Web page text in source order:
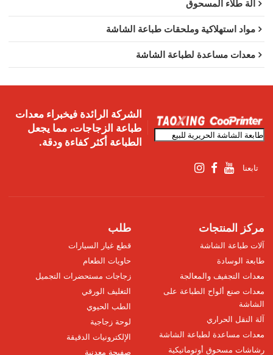
آلة طلاء المسحوق
مواد استهلاكية وملحقات طباعة الشاشة
معدات مساعدة لطباعة الشاشة
الشركة الرائدة فيخبراء معدات
طباعة الزجاجات، مما يجعل
الطباعة أكثر كفاءة ودقة.
تابعنا
مركز المنتجات
آلات طباعة الشاشة
طابعة الوسادة
معدات التجفيف والمعالجة
معدات صنع ألواح الطباعة على
الشاشة
آلة النقل الحراري
معدات مساعدة لطباعة الشاشة
رشاشات مسحوق أوتوماتيكية
طلب
قطع غيار السيارات
حاويات الطعام
زجاجات مستحضرات التجميل
التغليف الورقي
الطب الحيوي
لوحة زجاجية
الإلكترونيات الدقيقة
صفيحة معدنية